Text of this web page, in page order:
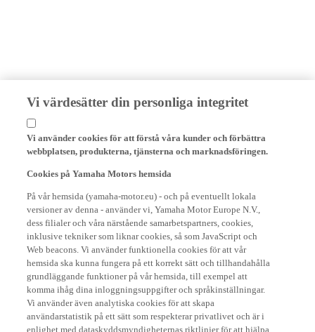
Vi värdesätter din personliga integritet
Vi använder cookies för att förstå våra kunder och förbättra
webbplatsen, produkterna, tjänsterna och marknadsföringen.
Cookies på Yamaha Motors hemsida
På vår hemsida (yamaha-motor.eu) - och på eventuellt lokala
versioner av denna - använder vi, Yamaha Motor Europe N.V.,
dess filialer och våra närstående samarbetspartners, cookies,
inklusive tekniker som liknar cookies, så som JavaScript och
Web beacons. Vi använder funktionella cookies för att vår
hemsida ska kunna fungera på ett korrekt sätt och tillhandahålla
grundläggande funktioner på vår hemsida, till exempel att
komma ihåg dina inloggningsuppgifter och språkinställningar.
Vi använder även analytiska cookies för att skapa
användarstatistik på ett sätt som respekterar privatlivet och är i
enlighet med dataskyddsmyndigheternas riktlinjer för att hjälpa